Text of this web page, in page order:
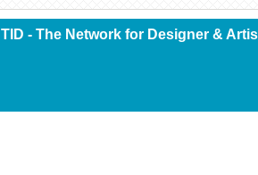
TID - The Network for Designer &